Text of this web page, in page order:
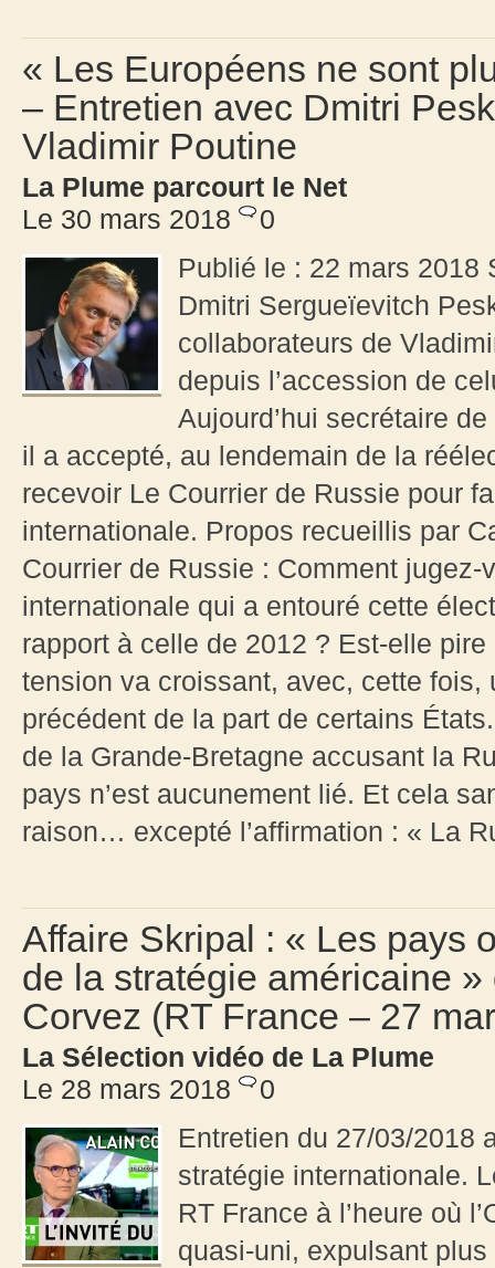
« Les Européens ne sont
– Entretien avec Dmitri
Vladimir Poutine
La Plume parcourt le Net
Le 30 mars 2018
0
Publié le : 22 mars 2018
Dmitri Sergueïevitch
collaborateurs de
depuis l’accession de
Aujourd’hui secrétaire
il a accepté, au lendemain de la
recevoir Le Courrier de Russie pour
internationale. Propos recueillis par
Courrier de Russie : Comment jugez-
internationale qui a entouré cette
rapport à celle de 2012 ? Est-elle
tension va croissant, avec, cette
précédent de la part de certains
de la Grande-Bretagne accusant la
pays n’est aucunement lié. Et cela
raison… excepté l’affirmation : « La
Affaire Skripal : « Les pays
de la stratégie américaine
Corvez (RT France – 27
La Sélection vidéo de La Plume
Le 28 mars 2018
0
Entretien du 27/03/2018
stratégie internationale.
RT France à l’heure où
quasi-uni, expulsant